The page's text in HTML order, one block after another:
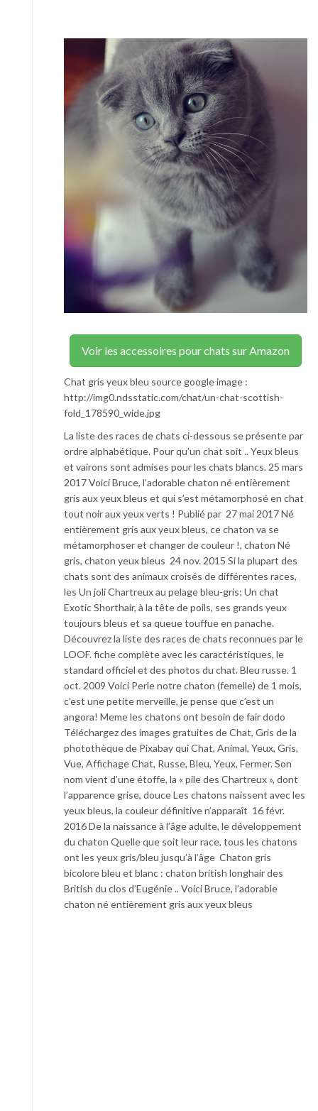
Voir les accessoires pour chats sur Amazon
Chat gris yeux bleu source google image :
http://img0.ndsstatic.com/chat/un-chat-scottish-
fold_178590_wide.jpg
La liste des races de chats ci-dessous se présente par
ordre alphabétique. Pour qu’un chat soit .. Yeux bleus
et vairons sont admises pour les chats blancs. 25 mars
2017 Voici Bruce, l’adorable chaton né entièrement
gris aux yeux bleus et qui s’est métamorphosé en chat
tout noir aux yeux verts ! Publié par 27 mai 2017 Né
entièrement gris aux yeux bleus, ce chaton va se
métamorphoser et changer de couleur !, chaton Né
gris, chaton yeux bleus 24 nov. 2015 Si la plupart des
chats sont des animaux croisés de différentes races,
les Un joli Chartreux au pelage bleu-gris; Un chat
Exotic Shorthair, à la tête de poils, ses grands yeux
toujours bleus et sa queue touffue en panache.
Découvrez la liste des races de chats reconnues par le
LOOF. fiche complète avec les caractéristiques, le
standard officiel et des photos du chat. Bleu russe. 1
oct. 2009 Voici Perle notre chaton (femelle) de 1 mois,
c’est une petite merveille, je pense que c’est un
angora! Meme les chatons ont besoin de fair dodo
Téléchargez des images gratuites de Chat, Gris de la
photothèque de Pixabay qui Chat, Animal, Yeux, Gris,
Vue, Affichage Chat, Russe, Bleu, Yeux, Fermer. Son
nom vient d’une étoffe, la « pile des Chartreux », dont
l’apparence grise, douce Les chatons naissent avec les
yeux bleus, la couleur définitive n’apparaît 16 févr.
2016 De la naissance à l’âge adulte, le développement
du chaton Quelle que soit leur race, tous les chatons
ont les yeux gris/bleu jusqu’à l’âge Chaton gris
bicolore bleu et blanc : chaton british longhair des
British du clos d’Eugénie .. Voici Bruce, l’adorable
chaton né entièrement gris aux yeux bleus